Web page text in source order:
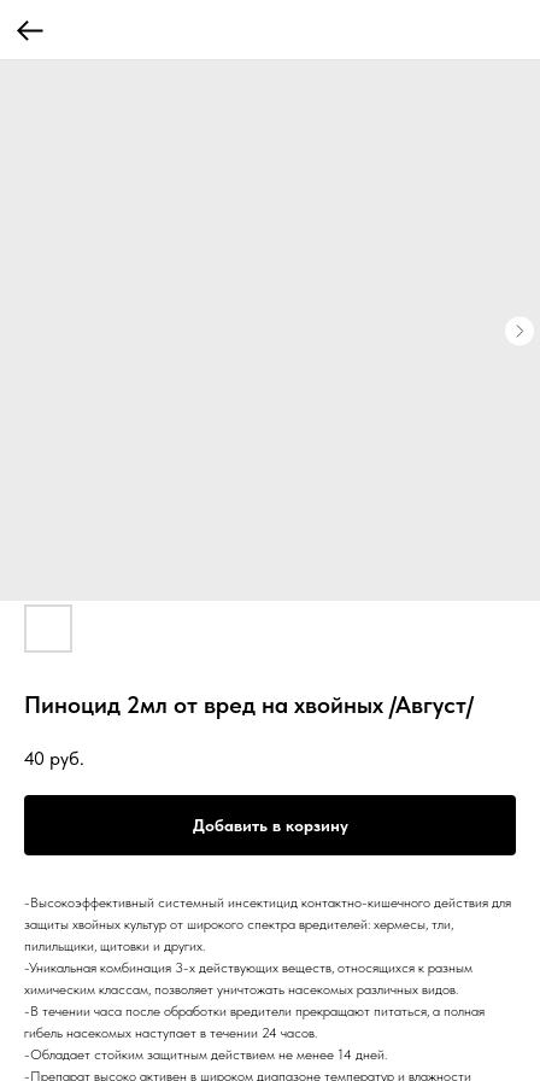
Пиноцид 2мл от вред на хвойных /Август/
40 руб.
Добавить в корзину
-Высокоэффективный системный инсектицид контактно-кишечного действия для
защиты хвойных культур от широкого спектра вредителей: хермесы, тли,
пилильщики, щитовки и других.
-Уникальная комбинация 3-х действующих веществ, относящихся к разным
химическим классам, позволяет уничтожать насекомых различных видов.
-В течении часа после обработки вредители прекращают питаться, а полная
гибель насекомых наступает в течении 24 часов.
-Обладает стойким защитным действием не менее 14 дней.
-Препарат высоко активен в широком диапазоне температур и влажности